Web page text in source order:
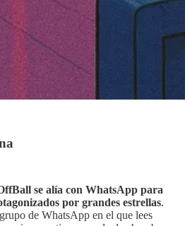
se alía con WhatsApp para
por grandes estrellas.
de WhatsApp en el que lees